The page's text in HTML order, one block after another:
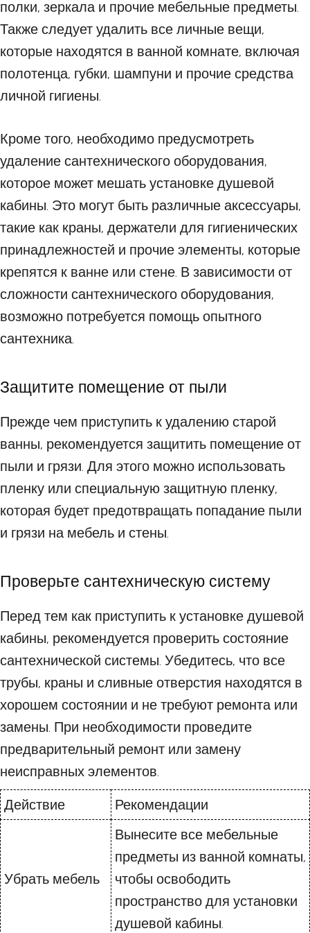
полки, зеркала и прочие мебельные предметы.
Также следует удалить все личные вещи,
которые находятся в ванной комнате, включая
полотенца, губки, шампуни и прочие средства
личной гигиены.
Кроме того, необходимо предусмотреть
удаление сантехнического оборудования,
которое может мешать установке душевой
кабины. Это могут быть различные аксессуары,
такие как краны, держатели для гигиенических
принадлежностей и прочие элементы, которые
крепятся к ванне или стене. В зависимости от
сложности сантехнического оборудования,
возможно потребуется помощь опытного
сантехника.
Защитите помещение от пыли
Прежде чем приступить к удалению старой
ванны, рекомендуется защитить помещение от
пыли и грязи. Для этого можно использовать
пленку или специальную защитную пленку,
которая будет предотвращать попадание пыли
и грязи на мебель и стены.
Проверьте сантехническую систему
Перед тем как приступить к установке душевой
кабины, рекомендуется проверить состояние
сантехнической системы. Убедитесь, что все
трубы, краны и сливные отверстия находятся в
хорошем состоянии и не требуют ремонта или
замены. При необходимости проведите
предварительный ремонт или замену
неисправных элементов.
Действие
Рекомендации
Убрать мебель
Вынесите все мебельные
предметы из ванной комнаты,
чтобы освободить
пространство для установки
душевой кабины.